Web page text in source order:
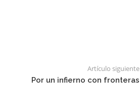
Artículo siguiente
Por un infierno con fronteras